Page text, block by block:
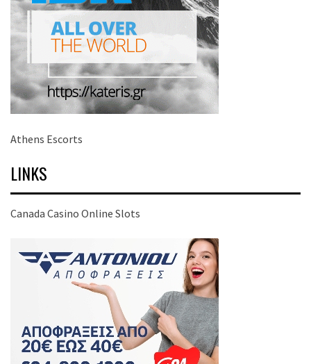
Athens Escorts
LINKS
Canada Casino Online Slots